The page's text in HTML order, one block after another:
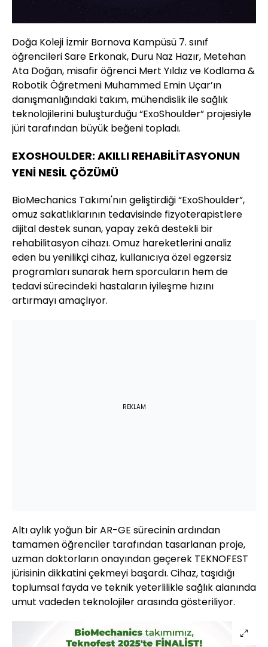
Doğa Koleji İzmir Bornova Kampüsü 7. sınıf
öğrencileri Sare Erkonak, Duru Naz Hazır, Metehan
Ata Doğan, misafir öğrenci Mert Yıldız ve Kodlama &
Robotik Öğretmeni Muhammed Emin Uçar’ın
danışmanlığındaki takım, mühendislik ile sağlık
teknolojilerini buluşturduğu “ExoShoulder” projesiyle
jüri tarafından büyük beğeni topladı.
EXOSHOULDER: AKILLI REHABİLİTASYONUN
YENİ NESİL ÇÖZÜMÜ
BioMechanics Takımı'nın geliştirdiği “ExoShoulder”,
omuz sakatlıklarının tedavisinde fizyoterapistlere
dijital destek sunan, yapay zekâ destekli bir
rehabilitasyon cihazı. Omuz hareketlerini analiz
eden bu yenilikçi cihaz, kullanıcıya özel egzersiz
programları sunarak hem sporcuların hem de
tedavi sürecindeki hastaların iyileşme hızını
artırmayı amaçlıyor.
REKLAM
Altı aylık yoğun bir AR-GE sürecinin ardından
tamamen öğrenciler tarafından tasarlanan proje,
uzman doktorların onayından geçerek TEKNOFEST
jürisinin dikkatini çekmeyi başardı. Cihaz, taşıdığı
toplumsal fayda ve teknik yeterlilikle sağlık alanında
umut vadeden teknolojiler arasında gösteriliyor.